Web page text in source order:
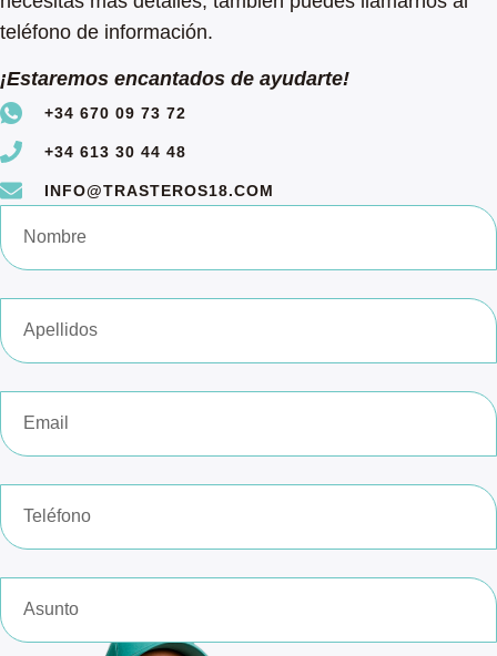
teléfono de información.
¡Estaremos encantados de ayudarte!
+34 670 09 73 72
+34 613 30 44 48
INFO@TRASTEROS18.COM